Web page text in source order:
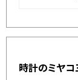
時計のミヤ